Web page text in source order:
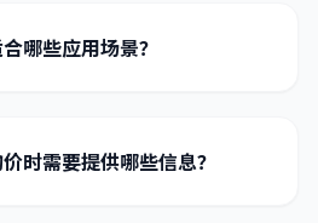
哪些应用场景？
时需要提供哪些信息？